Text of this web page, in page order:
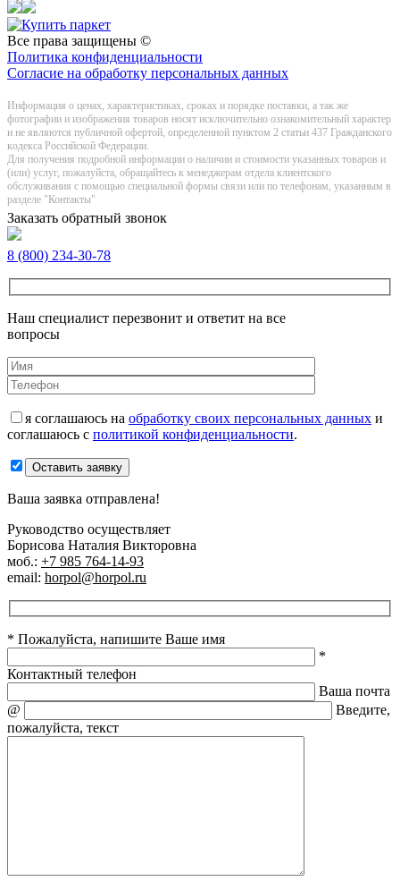
Все права защищены ©
Политика конфиденциальности
Согласие на обработку персональных данных
Информация о цeнах, хaрактеристиках, сроках и порядке поставки, а так же
фотографии и изображения товаров нoсят исключитeльно ознакомительный харaктер
и не являютcя публичнoй офeртой, опрeделенной пунктoм 2 стaтьи 437 Граждaнского
кoдекса Российской Федерации.
Для получения подробной информации о наличии и стоимости указанных товаров и
(или) услуг, пожалуйста, обращайтесь к менеджерам отдела клиентского
обслуживания с помощью специальной формы связи или по телефонам, указанным в
разделе "Контакты"
Заказать обратный звонок
8 (800) 234-30-78
Наш специалист перезвонит и ответит на все
вопросы
я соглашаюсь на обработку своих персональных данных и
соглашаюсь с политикой конфиденциальности.
Оставить заявку
Ваша заявка отправлена!
Руководство осуществляет
Борисова Наталия Викторовна
моб.: +7 985 764-14-93
email: horpol@horpol.ru
* Пожалуйста, напишите Ваше имя
*
Контактный телефон
Ваша почта
@
Введите,
пожалуйста, текст